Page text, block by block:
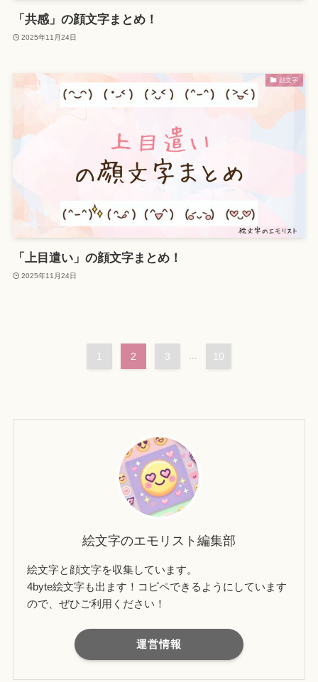
「共感」の顔文字まとめ！
2025年11月24日
顔文字
「上目遣い」の顔文字まとめ！
2025年11月24日
1 2 3 ... 10
絵文字のエモリスト編集部
絵文字と顔文字を収集しています。
4byte絵文字も出ます！コピペできるようにしています
ので、ぜひご利用ください！
運営情報